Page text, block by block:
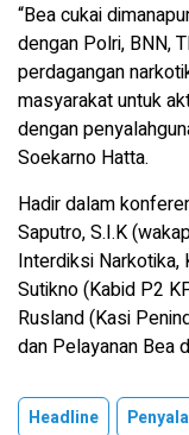
“Bea cukai
dengan Polri, BNN,
perdagangan
masyarakat untuk
dengan
Soekarno Hatta.
Hadir dalam
Saputro, S.I.K
Interdiksi Narkotika,
Sutikno (Kabid P2
Rusland (Kasi
dan Pelayanan Bea
Headline